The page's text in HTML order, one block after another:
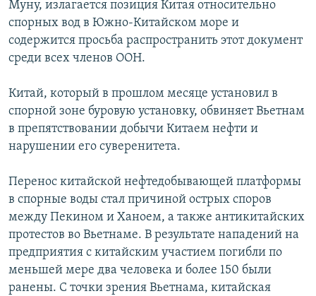
Муну, излагается позиция Китая относительно
спорных вод в Южно-Китайском море и
содержится просьба распространить этот документ
среди всех членов ООН.
Китай, который в прошлом месяце установил в
спорной зоне буровую установку, обвиняет Вьетнам
в препятствовании добычи Китаем нефти и
нарушении его суверенитета.
Перенос китайской нефтедобывающей платформы
в спорные воды стал причиной острых споров
между Пекином и Ханоем, а также антикитайских
протестов во Вьетнаме. В результате нападений на
предприятия с китайским участием погибли по
меньшей мере два человека и более 150 были
ранены. С точки зрения Вьетнама, китайская